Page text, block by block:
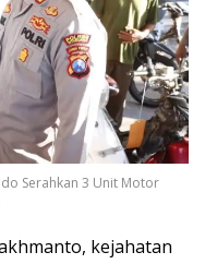
Serahkan 3 Unit Motor
kejahatan